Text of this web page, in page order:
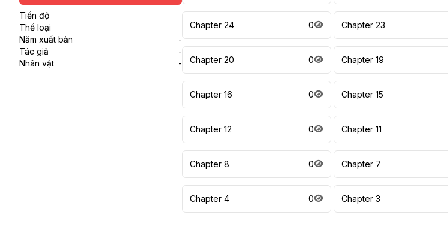
Tiến độ
Thể loại
Năm xuất bản
-
Tác giả
-
Nhân vật
-
Chapter 24 0 Chapter 23
Chapter 20 0 Chapter 19
Chapter 16 0 Chapter 15
Chapter 12 0 Chapter 11
Chapter 8 0 Chapter 7
Chapter 4 0 Chapter 3